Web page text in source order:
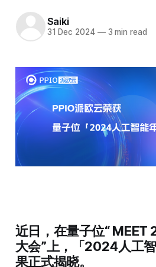
Saiki
31 Dec 2024 —3 min read
近日，在量子位“ MEET
大会”上，「2024人工
果正式揭晓。